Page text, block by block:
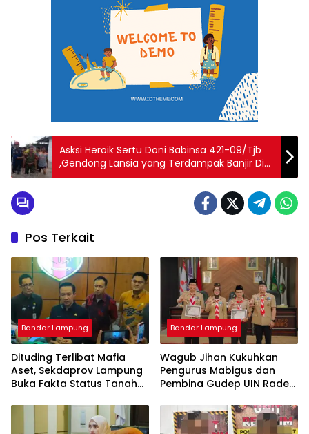
Asksi Heroik Sertu Doni Babinsa 421-09/Tjb
,Gendong Lansia yang Terdampak Banjir Di
Wilayah Binaan
Pos Terkait
Bandar Lampung
Dituding Terlibat Mafia
Aset, Sekdaprov Lampung
Buka Fakta Status Tanah
Bandar Lampung
Wagub Jihan Kukuhkan
Pengurus Mabigus dan
Pembina Gudep UIN Raden
Perkuat Karakter Generasi
Muda